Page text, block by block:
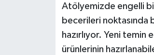
Atölyemizde engelli
becerileri noktasında
hazırlıyor. Yeni
ürünlerinin